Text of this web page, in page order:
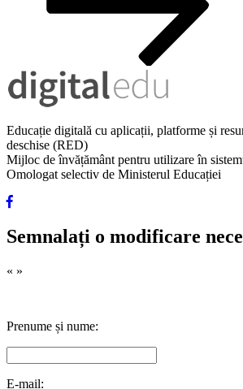
Educație digitală cu aplicații, platforme și
deschise (RED)
Mijloc de învățământ pentru utilizare în
Omologat selectiv de Ministerul Educației
Semnalați o modificare
« »
Prenume și nume:
E-mail: